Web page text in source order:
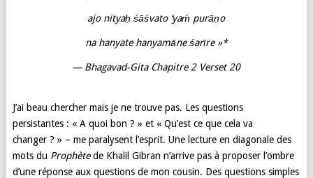
ajo nityaḥ śāśvato ‘yaḿ purāṇo
na hanyate hanyamāne śarīre »*
— Bhagavad-Gita Chapitre 2 Verset 20
J’ai beau chercher mais je ne trouve pas. Les questions
persistantes : « A quoi bon ? » et « Qu’est ce que cela va
changer ? » – me paralysent l’esprit. Une lecture en diagonale des
mots du Prophètede Khalil Gibran n’arrive pas à proposer l’ombre
d’une réponse aux questions de mon cousin. Des questions simples